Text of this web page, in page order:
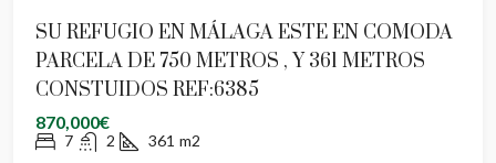
SU REFUGIO EN MÁLAGA ESTE EN COMODA
PARCELA DE 750 METROS , Y 361 METROS
CONSTUIDOS REF:6385
870,000€
7 2 361 m2